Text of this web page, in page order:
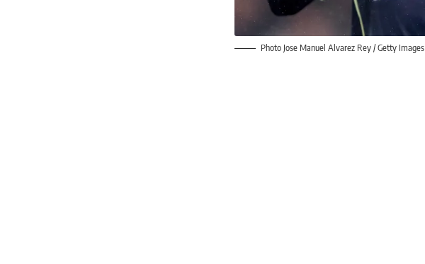
Photo Jose Manuel Alvarez Rey / Getty Images